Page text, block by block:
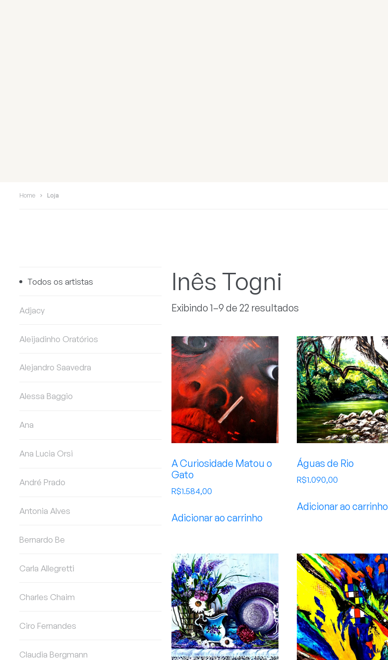
Home Loja
Todos os artistas
Adjacy
Aleijadinho Oratórios
Alejandro Saavedra
Alessa Baggio
Ana
Ana Lucia Orsi
André Prado
Antonia Alves
Bernardo Be
Carla Allegretti
Charles Chaim
Ciro Fernandes
Claudia Bergmann
Inês Togni
Exibindo 1–9 de 22 resultados
A Curiosidade Matou o
Gato
R$1.584,00
Adicionar ao carrinho
Águas de Rio
R$1.090,00
Adicionar ao carrinho